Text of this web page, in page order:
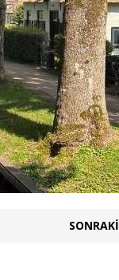
SONRAKI